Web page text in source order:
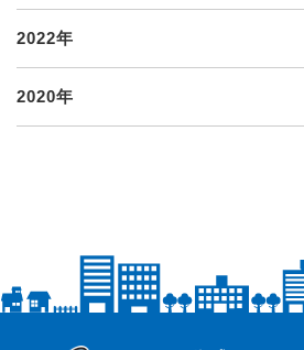
2022年
2020年